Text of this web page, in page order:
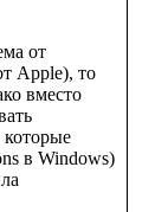
от
Apple), то
вместо
в Windows)